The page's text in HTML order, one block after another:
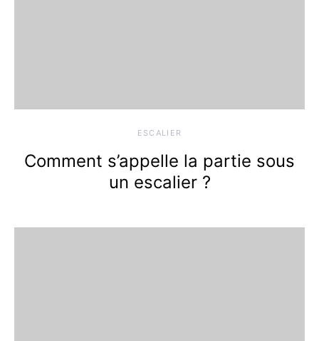
ESCALIER
Comment s’appelle la partie sous
un escalier ?